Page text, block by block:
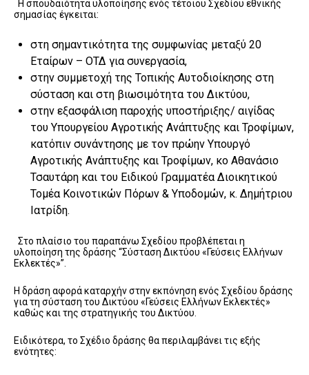
Η σπουδαιότητα υλοποίησης ενός τέτοιου Σχεδίου εθνικής
σημασίας έγκειται:
στη σημαντικότητα της συμφωνίας μεταξύ 20
Εταίρων – ΟΤΔ για συνεργασία,
στην συμμετοχή της Τοπικής Αυτοδιοίκησης στη
σύσταση και στη βιωσιμότητα του Δικτύου,
στην εξασφάλιση παροχής υποστήριξης/ αιγίδας
του Υπουργείου Αγροτικής Ανάπτυξης και Τροφίμων,
κατόπιν συνάντησης με τον πρώην Υπουργό
Αγροτικής Ανάπτυξης και Τροφίμων, κο Αθανάσιο
Τσαυτάρη και του Ειδικού Γραμματέα Διοικητικού
Τομέα Κοινοτικών Πόρων & Υποδομών, κ. Δημήτριου
Ιατρίδη.
Στο πλαίσιο του παραπάνω Σχεδίου προβλέπεται η
υλοποίηση της δράσης “Σύσταση Δικτύου «Γεύσεις Ελλήνων
Εκλεκτές»”.
Η δράση αφορά καταρχήν στην εκπόνηση ενός Σχεδίου δράσης
για τη σύσταση του Δικτύου «Γεύσεις Ελλήνων Εκλεκτές»
καθώς και της στρατηγικής του Δικτύου.
Ειδικότερα, το Σχέδιο δράσης θα περιλαμβάνει τις εξής
ενότητες: